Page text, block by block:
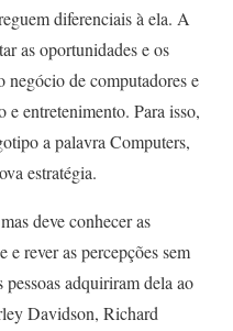
diferenciais à ela. A
as oportunidades e os
negócio de computadores e
e entretenimento. Para isso,
a palavra Computers,
estratégia.
deve conhecer as
e rever as percepções sem
adquiriram dela ao
Davidson, Richard